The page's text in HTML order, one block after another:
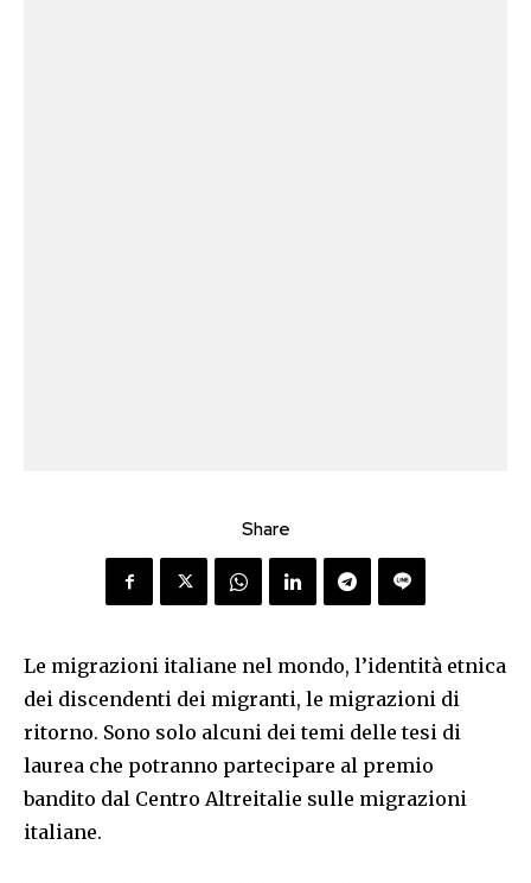
Share
Le migrazioni italiane nel mondo, l’identità etnica
dei discendenti dei migranti, le migrazioni di
ritorno. Sono solo alcuni dei temi delle tesi di
laurea che potranno partecipare al premio
bandito dal Centro Altreitalie sulle migrazioni
italiane.